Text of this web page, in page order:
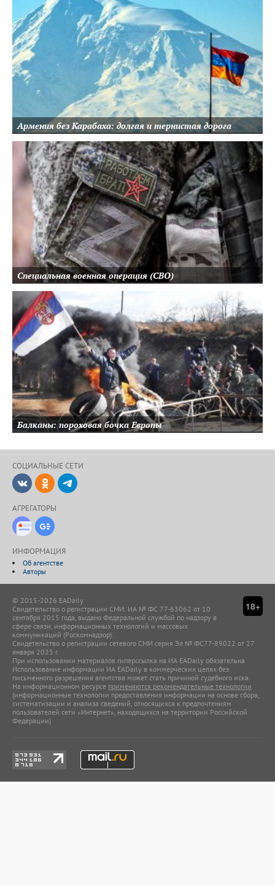
Армения без Карабаха: долгая и тернистая дорога
Специальная военная операция (СВО)
Балканы: пороховая бочка Европы
СОЦИАЛЬНЫЕ CЕТИ
ВКонтактеОдноклассники
АГРЕГАТОРЫ
Новости Дзен
ИНФОРМАЦИЯ
Об агентстве
Авторы
18+
© 2015-2026 EADaily
Свидетельство о регистрации СМИ: ИА № ФС 77-63062 от 10
сентября 2015 года, выдано Федеральной службой по надзору в
сфере связи, информационных технологий и массовых
коммуникаций (Роскомнадзор).
Свидетельство о регистрации сетевого СМИ серия Эл № ФС77-89022 от 27
января 2025 г.
При использовании материалов гиперссылка на ИА EADaily обязательна
Использование информации ИА EADaily в коммерческих целях без
письменного разрешения агентства может стать причиной судебного иска.
На информационном ресурсе применяются рекомендательные технологии
(информационные технологии предоставления информации на основе сбора,
систематизации и анализа сведений, относящихся к предпочтениям
пользователей сети «Интернет», находящихся на территории Российской
Федерации)